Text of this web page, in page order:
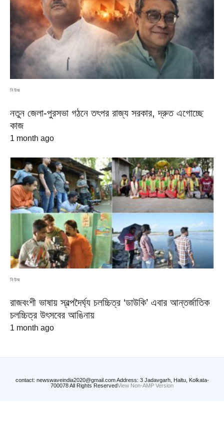
নিউজ
নতুন জেলা-পুরসভা গঠনে তৎপর রাজ্য সরকার, দ্রুত এগোচ্ছে
কাজ
1 month ago
নিউজ
রাজবংশী ভাষায় স্বল্পদৈর্ঘ্য চলচ্চিত্র ‘ডাউকি’ এবার আন্তর্জাতিক
চলচ্চিত্র উৎসবের আঙিনায়
1 month ago
contact: newswaveindia2020@gmail.com Address: 3 Jadavgarh, Haltu, Kolkata-
700078 All Rights ReservedView Non-AMP Version